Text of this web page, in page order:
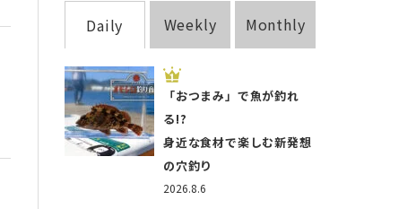
Daily Weekly Monthly
2026.8.6
「おつまみ」で魚が釣れ
る!?
身近な食材で楽しむ新発想
の穴釣り